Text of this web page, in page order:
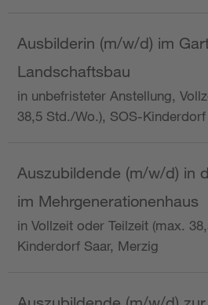
Ausbilderin (m/w/d) im
Landschaftsbau
in unbefristeter Anstellung,
38,5 Std./Wo.), SOS-
Auszubildende (m/w/d) in
im Mehrgenerationenhaus
in Vollzeit oder Teilzeit (max.
Kinderdorf Saar, Merzig